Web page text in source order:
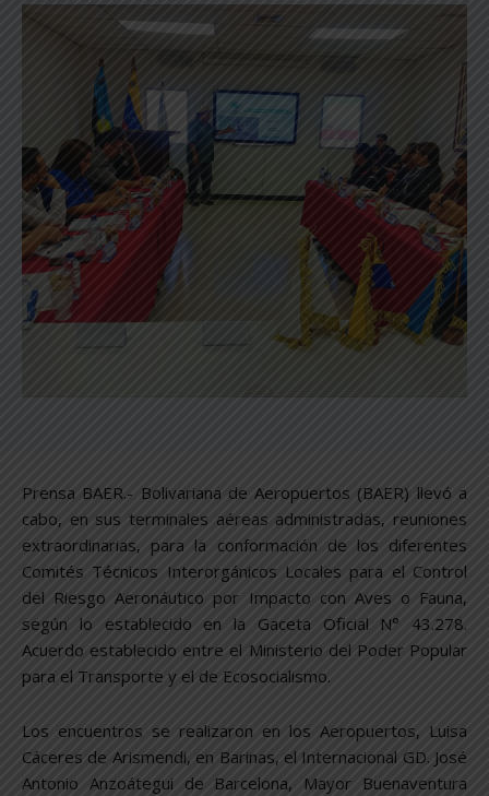
Prensa BAER.- Bolivariana de Aeropuertos (BAER) llevó a
cabo, en sus terminales aéreas administradas, reuniones
extraordinarias, para la conformación de los diferentes
Comités Técnicos Interorgánicos Locales para el Control
del Riesgo Aeronáutico por Impacto con Aves o Fauna,
según lo establecido en la Gaceta Oficial N° 43.278.
Acuerdo establecido entre el Ministerio del Poder Popular
para el Transporte y el de Ecosocialismo.
Los encuentros se realizaron en los Aeropuertos, Luisa
Cáceres de Arismendi, en Barinas, el Internacional GD. José
Antonio Anzoátegui de Barcelona, Mayor Buenaventura